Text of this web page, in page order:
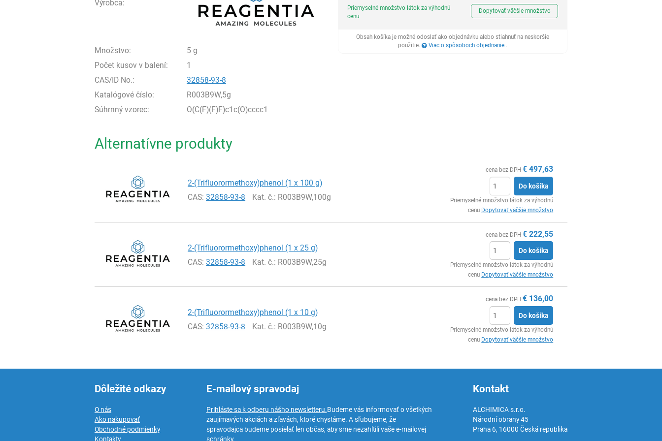
Výrobca:
Množstvo:
5 g
Počet kusov v balení:
1
CAS/ID No.:
32858-93-8
Katalógové číslo:
R003B9W,5g
Súhrnný vzorec:
O(C(F)(F)F)c1c(O)cccc1
Ks
Priemyselné množstvo látok za výhodnú
cenu
Dopytovať väčšie množstvo
Obsah košíka je možné odoslať ako objednávku alebo stiahnuť na neskoršie
použitie.
Viac o spôsoboch objednanie .
Alternatívne produkty
2-(Trifluorormethoxy)phenol (1 x 100 g)
CAS:32858-93-8 Kat. č.: R003B9W,100g
cena bez DPH € 497,63
Do košíka
Priemyselné množstvo látok za výhodnú
cenu Dopytovať väčšie množstvo
2-(Trifluorormethoxy)phenol (1 x 25 g)
CAS:32858-93-8 Kat. č.: R003B9W,25g
cena bez DPH € 222,55
Do košíka
Priemyselné množstvo látok za výhodnú
cenu Dopytovať väčšie množstvo
2-(Trifluorormethoxy)phenol (1 x 10 g)
CAS:32858-93-8 Kat. č.: R003B9W,10g
cena bez DPH € 136,00
Do košíka
Priemyselné množstvo látok za výhodnú
cenu Dopytovať väčšie množstvo
Dôležité odkazy
O nás
Ako nakupovať
Obchodné podmienky
Kontakty
E-mailový spravodaj
Prihláste sa k odberu nášho newsletteru.Budeme vás informovať o všetkých
zaujímavých akciách a zľavách, ktoré chystáme. A sľubujeme, že
spravodajca budeme posielať len občas, aby sme nezahltili vaše e-mailovej
schránky.
Kontakt
ALCHIMICA s.r.o.
Národní obrany 45
Praha 6, 16000 Česká republika